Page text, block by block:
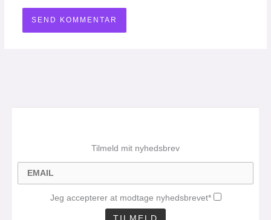
Tilmeld mit nyhedsbrev
Jeg accepterer at modtage nyhedsbrevet*